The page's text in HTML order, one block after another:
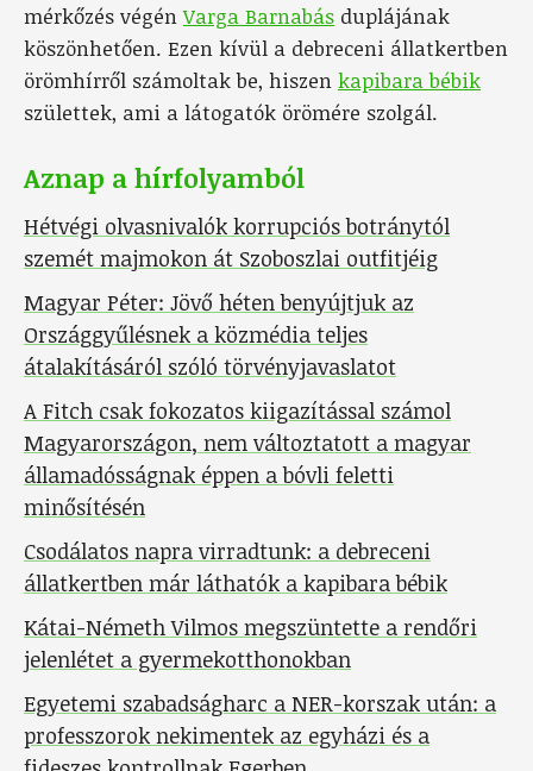
mérkőzés végénVarga Barnabás duplájának
köszönhetően. Ezen kívül a debreceni állatkertben
örömhírről számoltak be, hiszen kapibara bébik
születtek, ami a látogatók örömére szolgál.
Aznap a hírfolyamból
Hétvégi olvasnivalók korrupciós botránytól
szemét majmokon át Szoboszlai outfitjéig
Magyar Péter: Jövő héten benyújtjuk az
Országgyűlésnek a közmédia teljes
átalakításáról szóló törvényjavaslatot
A Fitch csak fokozatos kiigazítással számol
Magyarországon, nem változtatott a magyar
államadósságnak éppen a bóvli feletti
minősítésén
Csodálatos napra virradtunk: a debreceni
állatkertben már láthatók a kapibara bébik
Kátai-Németh Vilmos megszüntette a rendőri
jelenlétet a gyermekotthonokban
Egyetemi szabadságharc a NER-korszak után: a
professzorok nekimentek az egyházi és a